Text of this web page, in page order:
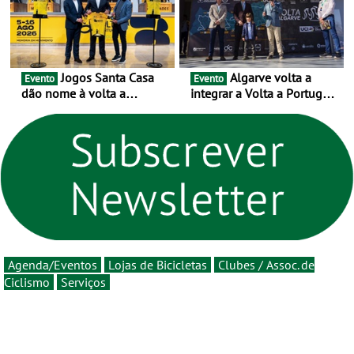
Evento Jogos Santa Casa
dão nome à volta a
um novo ciclo da prova
rumo ao centenário - Volta
a Portugal em Bicicleta
estará na estrada entre 5 e
16 de agosto
Evento
integrar a Volta a Portugal
Agenda/Eventos Lojas de Bicicletas
Clubes / Assoc. de
Ciclismo
Serviços